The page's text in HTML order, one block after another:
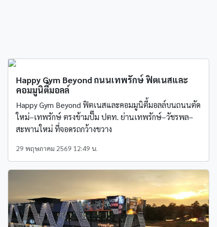
Happy Gym Beyond ถนนเทพรักษ์ ฟิตเนสและ
คอมมูนิตี้มอลล์
Happy Gym Beyond ฟิตเนสและคอมมูนิตี้มอลล์บนถนนตัด
ใหม่–เทพรักษ์ ตรงข้ามปั๊ม ปตท. ย่านเทพรักษ์–วัชรพล–
สะพานใหม่ ที่จอดรถกว้างขวาง
29 พฤษภาคม 2569 12:49 น.